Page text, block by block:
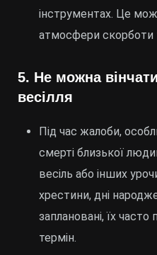
інструментах. Це
атмосфери скорботи
5. Не можна
весілля
Під час жалоби,
смерті близької
весіль або інших
хрестини, дні
заплановані, їх
термін.